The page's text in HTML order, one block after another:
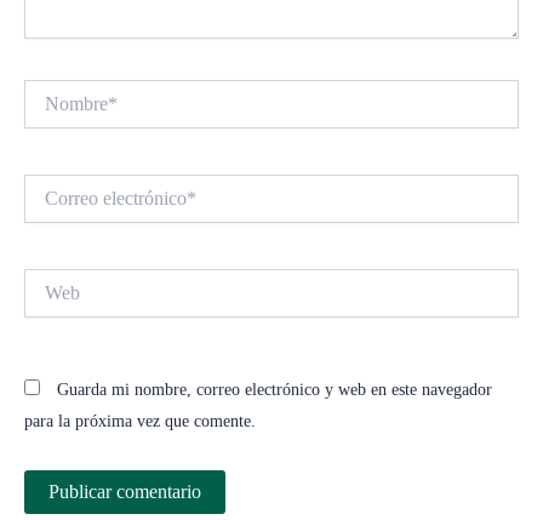
electrónico*
Guarda mi nombre, correo electrónico y web en este navegador
para la próxima vez que comente.